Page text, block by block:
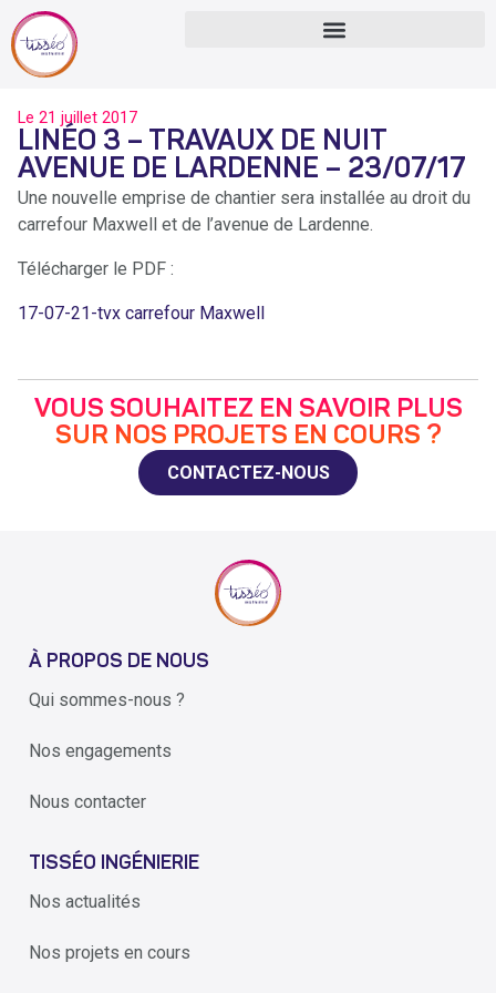
Le 21 juillet 2017
LINÉO 3 – TRAVAUX DE NUIT
AVENUE DE LARDENNE – 23/07/17
Une nouvelle emprise de chantier sera installée au droit du
carrefour Maxwell et de l’avenue de Lardenne.
Télécharger le PDF :
17-07-21-tvx carrefour Maxwell
VOUS SOUHAITEZ EN SAVOIR PLUS
SUR NOS PROJETS EN COURS ?
CONTACTEZ-NOUS
À PROPOS DE NOUS
Qui sommes-nous ?
Nos engagements
Nous contacter
TISSÉO INGÉNIERIE
Nos actualités
Nos projets en cours